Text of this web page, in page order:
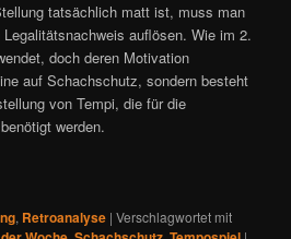
tatsächlich matt ist, muss man
auflösen. Wie im 2.
doch deren Motivation
auf Schachschutz, sondern besteht
von Tempi, die für die
werden.
, Retroanalyse |Verschlagwortet mit